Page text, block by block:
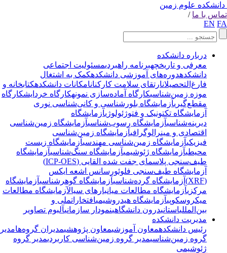
علوم زمین
با ما /
EN
درباره دانشکده
معرفی و تاریخچهبرنامه راهبردیمسئولیت اجتماعی
دانشکدهدوره‌های آموزشی دانشکدهکمک به اشتغال
فارغ‌التحصیلانارتقای سلامت کارکنانامکانات دانشکدهکتابخانه و
موزه زمین‌شناسیکارگاه آماده‌سازی نمونهکارگاه خردایشکارگاه
مقطع‌گیریآزمایشگاه بلورشناسی و کانی‌شناسی نوری
آزمایشگاه تکتونیک و فتوژئولوژیآزمایشگاه
دیرینه‌شناسیآزمایشگاه رسوب‌شناسیآزمایشگاه زمین‌شناسی
اقتصادی و مینرالوگرافیآزمایشگاه زمین‌شناسی
فیزیکیآزمایشگاه زمین‌شناسی مهندسیآزمایشگاه زیست
محیطیآزمایشگاه ژئوشیمیآزمایشگاه سنگ‌شناسیآزمایشگاه
طیف‌سنجی پلاسمای جفت شده القایی (ICP-OES)
آزمایشگاه طیف‌سنجی فلوئورسانس اشعه ایکس
آزمایشگاه گرده‌شناسیآزمایشگاه گوهرشناسیآزمایشگاه
مرکزیآزمایشگاه مطالعات میانبارهای سیالآزمایشگاه مطالعات
میکروسکوپیآزمایشگاه هیدروشیمیافتخارات ملی و
بین‌المللیاستانیدرون دانشگاهینمودار سازمانیآلبوم تصاویر
مدیریت دانشکده
رئیس دانشکدهمعاون آموزشیمعاون پژوهشیمدیران گروه‌هامدیر
گروه زمین‌شناسیمدیر گروه زمین‌شناسی کاربردیمدیر گروه
ژئوشیمی